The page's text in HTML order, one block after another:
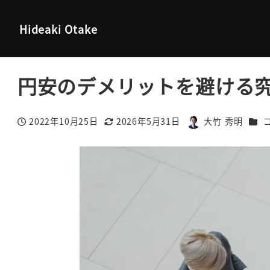
Hideaki Otake
円安のデメリットを避け
投稿日
2022年10月25日
更新日
2026年5月31日
著
大竹 秀明 カテ